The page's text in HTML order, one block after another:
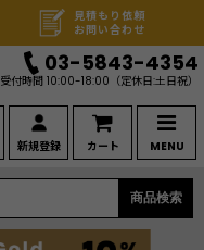
新規登録 カート MENU
見積もり依頼
お問い合わせ
03-5843-4354
受付時間 10:00-18:00 （定休日:土日祝）
商品検索